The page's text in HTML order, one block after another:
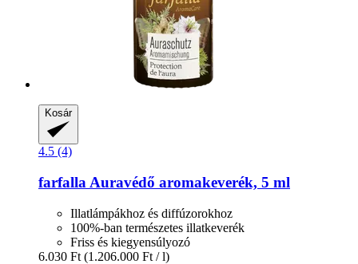
Kosár
4.5 (4)
farfalla Auravédő aromakeverék, 5 ml
Illatlámpákhoz és diffúzorokhoz
100%-ban természetes illatkeverék
Friss és kiegyensúlyozó
6.030 Ft (1.206.000 Ft / l)